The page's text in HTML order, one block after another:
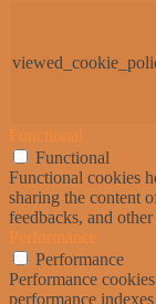
Functional
Functional
Functional cookies
sharing the content
feedbacks, and
Performance
Performance
Performance
performance